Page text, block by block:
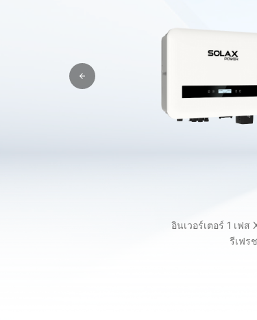
อินเวอร์เตอร์ 1 เฟ
รีเฟร